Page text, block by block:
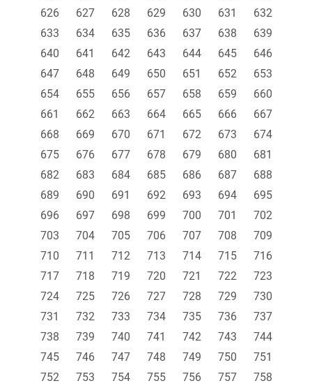
626
627 628 629 630 631
632
633
634 635 636 637 638
639
640
641 642 643 644 645
646
647
648 649 650 651 652
653
654
655 656 657 658 659
660
661
662 663 664 665 666
667
668
669 670 671 672 673
674
675
676 677 678 679 680
681
682
683 684 685 686 687
688
689
690 691 692 693 694
695
696
697 698 699 700 701
702
703
704 705 706 707 708
709
710
711 712 713 714 715
716
717
718 719 720 721 722
723
724
725 726 727 728 729
730
731
732 733 734 735 736
737
738
739 740 741 742 743
744
745
746 747 748 749 750
751
752
753 754 755 756 757
758